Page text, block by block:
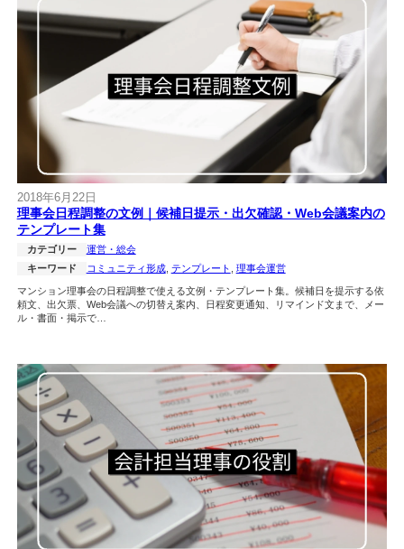
2018年6月22日
理事会日程調整の文例｜候補日提示・出欠確認・Web会議案内の
テンプレート集
カテゴリー
運営・総会
キーワード
コミュニティ形成, テンプレート 理事会運営
マンション理事会の日程調整で使える文例・テンプレート集。候補日を提示する依
頼文、出欠票、Web会議への切替え案内、日程変更通知、リマインド文まで、メー
ル・書面・掲示で…